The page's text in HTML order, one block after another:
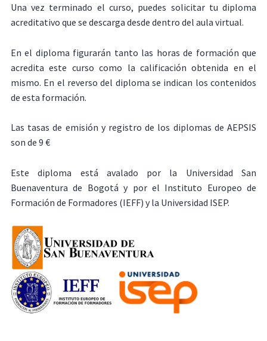
Una vez terminado el curso, puedes solicitar tu diploma
acreditativo que se descarga desde dentro del aula virtual.
En el diploma figurarán tanto las horas de formación que
acredita este curso como la calificación obtenida en el
mismo. En el reverso del diploma se indican los contenidos
de esta formación.
Las tasas de emisión y registro de los diplomas de AEPSIS
son de 9 €
Este diploma está avalado por la Universidad San
Buenaventura de Bogotá y por el Instituto Europeo de
Formación de Formadores (IEFF) y la Universidad ISEP.